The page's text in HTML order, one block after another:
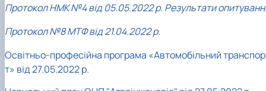
Протокол НМК №4 від 05.05.2022 р. Результати
Протокол №8 МТФ від 21.04.2022 р.
Освітньо-професійна програма «Автомобільний транспор
т» від 27.05.2022 р.